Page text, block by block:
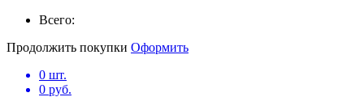
Всего:
Продолжить покупки Оформить
0 шт.
0 руб.